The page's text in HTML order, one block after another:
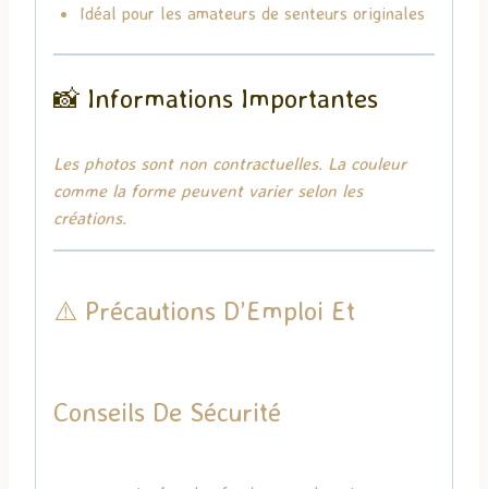
Idéal pour les amateurs de senteurs originales
📸 Informations Importantes
Les photos sont non contractuelles. La couleur
comme la forme peuvent varier selon les
créations.
⚠️ Précautions D’Emploi Et
Conseils De Sécurité